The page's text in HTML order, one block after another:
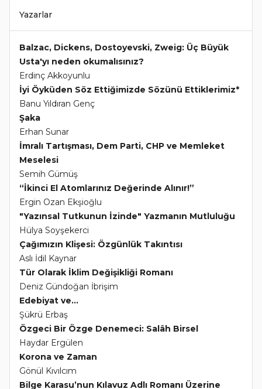
Yazarlar
Balzac, Dickens, Dostoyevski, Zweig: Üç Büyük
Usta'yı neden okumalısınız?
Erdinç Akkoyunlu
İyi Öyküden Söz Ettiğimizde Sözünü Ettiklerimiz*
Banu Yıldıran Genç
Şaka
Erhan Sunar
İmralı Tartışması, Dem Parti, CHP ve Memleket
Meselesi
Semih Gümüş
“İkinci El Atomlarınız Değerinde Alınır!”
Ergin Ozan Ekşioğlu
"Yazınsal Tutkunun İzinde" Yazmanın Mutluluğu
Hülya Soyşekerci
Çağımızın Klişesi: Özgünlük Takıntısı
Aslı İdil Kaynar
Tür Olarak İklim Değişikliği Romanı
Deniz Gündoğan İbrişim
Edebiyat ve...
Şükrü Erbaş
Özgeci Bir Özge Denemeci: Salâh Birsel
Haydar Ergülen
Korona ve Zaman
Gönül Kıvılcım
Bilge Karasu’nun Kılavuz Adlı Romanı Üzerine